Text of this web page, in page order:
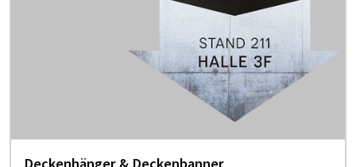
Deckenhänger & Deckenbanner